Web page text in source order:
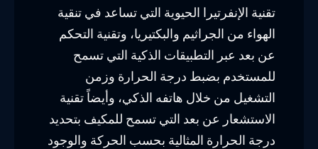
تقنية الإنفرتيرا الحيوية التي تساعد في تنقية
الهواء من الجراثيم والبكتيريا، وتقنية التحكم
عن بعد عبر التطبيقات الذكية التي تسمح
للمستخدم بضبط درجة الحرارة وزمن
التشغيل من خلال هاتفه الذكي، وأيضاً تقنية
الاستشعار عن بعد التي تسمح للمكيف بتحديد
درجة الحرارة المثالية بحسب الحركة والوجود